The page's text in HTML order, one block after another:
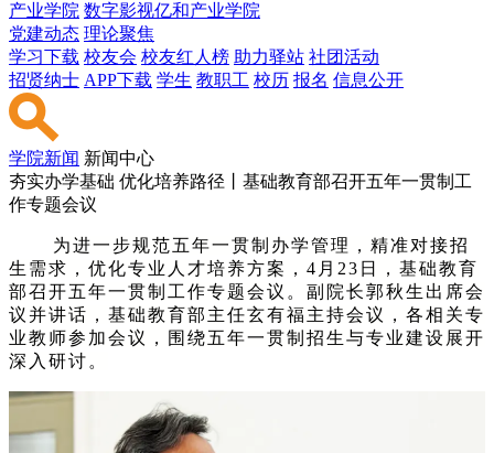
产业学院 数字影视亿和产业学院
党建动态 理论聚焦
学习下载 校友会 校友红人榜 助力驿站 社团活动
招贤纳士 APP下载 学生 教职工 校历 报名 信息公开
学院新闻 新闻中心
夯实办学基础 优化培养路径丨基础教育部召开五年一贯制工
作专题会议
为进一步规范五年一贯制办学管理，精准对接招
生需求，优化专业人才培养方案， 4月23日
，基础教育
部召开五年一贯制工作专题会议。副院长郭秋生出席会
议并讲话，基础教育部主任玄有福主持会议，各相关专
业教师参加会议，围绕五年一贯制招生与专业建设展开
深入研讨。